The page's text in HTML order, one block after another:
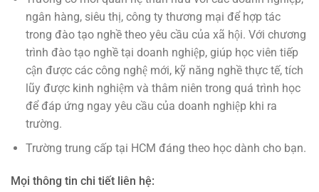
ngân hàng, siêu thị, công ty thương mại để hợp tác
trong đào tạo nghề theo yêu cầu của xã hội. Với chương
trình đào tạo nghề tại doanh nghiệp, giúp học viên tiếp
cận được các công nghệ mới, kỹ năng nghề thực tế, tích
lũy được kinh nghiệm và thâm niên trong quá trình học
để đáp ứng ngay yêu cầu của doanh nghiệp khi ra
trường.
Trường trung cấp tại HCM đáng theo học dành cho bạn.
Mọi thông tin chi tiết liên hệ: